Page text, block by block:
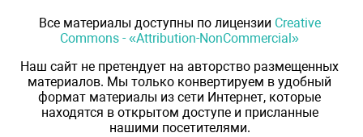
Все материалы доступны по лицензии Creative
Commons - «Attribution-NonCommercial»
Наш сайт не претендует на авторство размещенных
материалов. Мы только конвертируем в удобный
формат материалы из сети Интернет, которые
находятся в открытом доступе и присланные
нашими посетителями.